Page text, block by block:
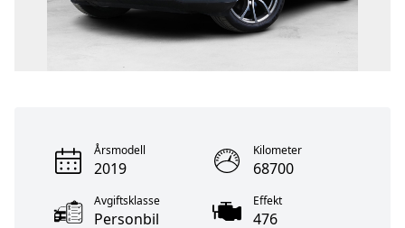
Årsmodell
2019
Kilometer
68700
Avgiftsklasse
Personbil
Effekt
476